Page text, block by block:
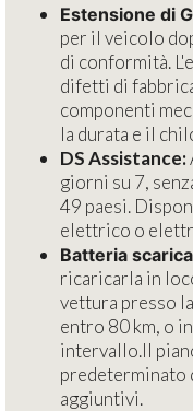
Estensione di
per il veicolo
di conformità.
difetti di
componenti
la durata e il
DS Assistance:
giorni su 7,
49 paesi.
elettrico o
Batteria
ricaricarla in
vettura presso
entro 80 km, o
intervallo.Il
predeterminato
aggiuntivi.